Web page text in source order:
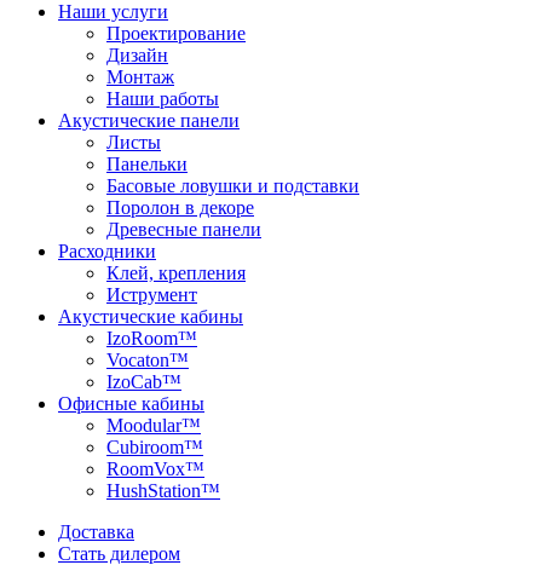
Наши услуги
Проектирование
Дизайн
Монтаж
Наши работы
Акустические панели
Листы
Панельки
Басовые ловушки и подставки
Поролон в декоре
Древесные панели
Расходники
Клей, крепления
Иструмент
Акустические кабины
IzoRoom™
Vocaton™
IzoCab™
Офисные кабины
Moodular™
Cubiroom™
RoomVox™
HushStation™
Доставка
Стать дилером